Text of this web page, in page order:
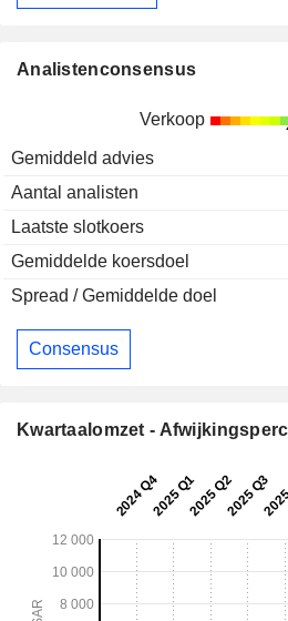
Analistenconsensus
Verkoop
Gemiddeld advies
Aantal analisten
Laatste slotkoers
Gemiddelde koersdoel
Spread / Gemiddelde doel
Consensus
Kwartaalomzet -